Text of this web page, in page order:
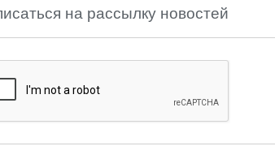
на рассылку новостей